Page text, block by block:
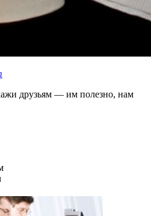
друзьям — им полезно, нам